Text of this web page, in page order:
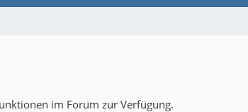
im Forum zur Verfügung.